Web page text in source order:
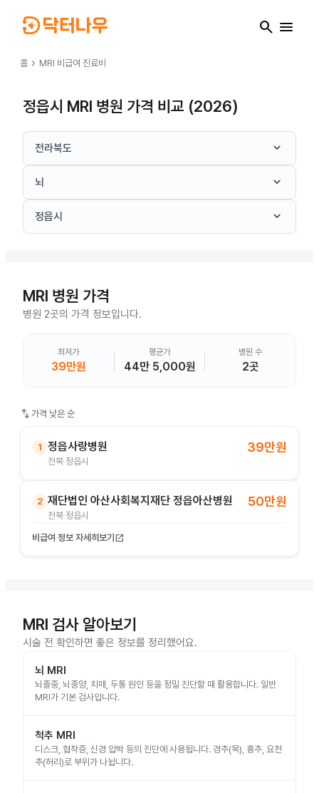
search menu
홈 chevron_right MRI 비급여 진료비
정읍시 MRI 병원 가격 비교 (2026)
전라북도 keyboard_arrow_down
뇌 keyboard_arrow_down
정읍시 keyboard_arrow_down
MRI 병원 가격
병원 2곳의 가격 정보입니다.
최저가
39만원
평균가
44만 5,000원
병원 수
2곳
swap_vert 가격 낮은 순
1 정읍사랑병원
전북 정읍시
39만원
2 재단법인 아산사회복지재단 정읍아산병원
전북 정읍시
50만원
비급여 정보 자세히보기 open_in_new
MRI 검사 알아보기
시술 전 확인하면 좋은 정보를 정리했어요.
뇌 MRI
뇌졸중, 뇌종양, 치매, 두통 원인 등을 정밀 진단할 때 활용합니다. 일반
MRI가 기본 검사입니다.
척추 MRI
디스크, 협착증, 신경 압박 등의 진단에 사용됩니다. 경추(목), 흉추, 요천
추(허리)로 부위가 나뉩니다.